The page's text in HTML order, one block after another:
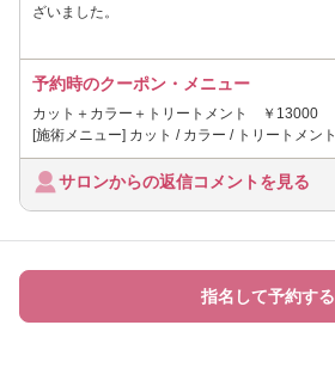
ざいました。
予約時のクーポン・メニュー
カット＋カラー＋トリートメント ￥13000
[施術メニュー] カット / カラー / トリートメント
サロンからの返信コメントを見る
指名して予約する